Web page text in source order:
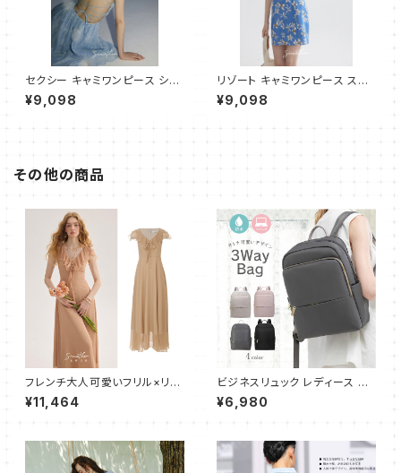
セクシー キャミワンピース ショ
ート
¥9,098
リゾート キャミワンピース スリ
ムフィット ショート
¥9,098
その他の商品
フレンチ大人可愛いフリル×リボ
ン×ボタン ロングワンピース
¥11,464
ビジネスリュック レディース リ
ュック リュックサック 軽量 大容
量 ビジネスバッグ リュック 通学
¥6,980